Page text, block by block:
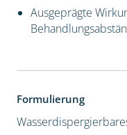
Ausgeprägte
Formulierung